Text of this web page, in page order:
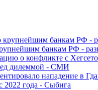
банкам РФ -
о конфликте с
дилеммой - СМИ
нападение в
2022 года - Сыбига